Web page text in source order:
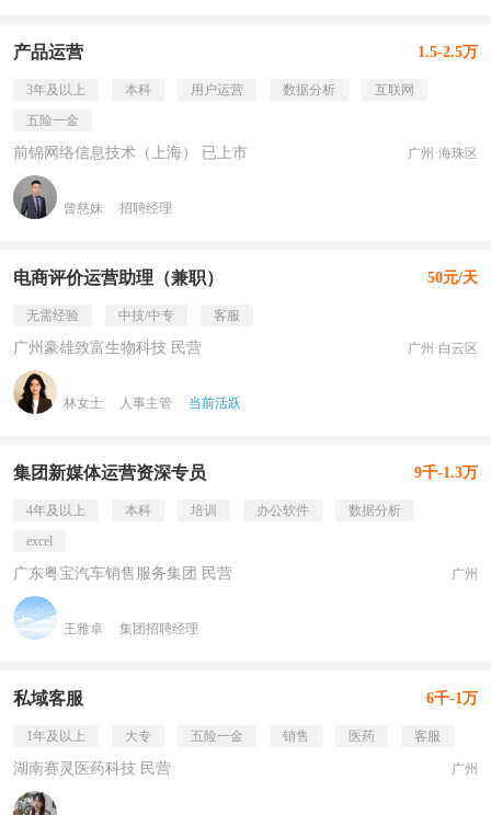
产品运营 1.5-2.5万
3年及以上 本科 用户运营 数据分析
互联网
五险一金
前锦网络信息技术（上海） 已上市 广州·海珠区
曾慈妹 招聘经理
电商评价运营助理（兼职） 50元/天
无需经验 中技/中专 客服
广州豪雄致富生物科技 民营 广州·白云区
林女士 人事主管 当前活跃
集团新媒体运营资深专员 9千-1.3万
4年及以上 本科 培训 办公软件
数据分析
excel
广东粤宝汽车销售服务集团 民营 广州
王雅卓 集团招聘经理
私域客服 6千-1万
1年及以上 大专 五险一金 销售 医药 客服
湖南赛灵医药科技 民营 广州